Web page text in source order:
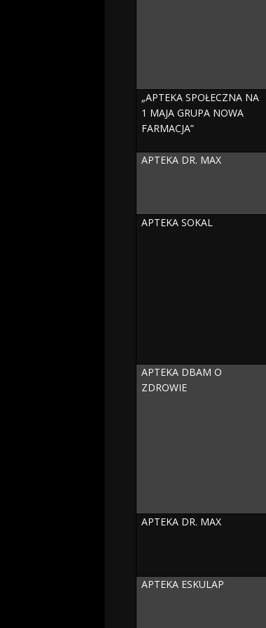
„APTEKA SPOŁECZNA NA
1 MAJA GRUPA NOWA
FARMACJA”
APTEKA DR. MAX
APTEKA SOKAL
APTEKA DBAM O
ZDROWIE
APTEKA DR. MAX
APTEKA ESKULAP